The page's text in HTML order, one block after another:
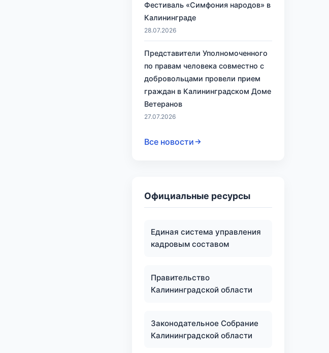
Фестиваль «Симфония народов» в
Калининграде
28.07.2026
Представители Уполномоченного
по правам человека совместно с
добровольцами провели прием
граждан в Калининградском Доме
Ветеранов
27.07.2026
Все новости
Официальные ресурсы
Единая система управления
кадровым составом
Правительство
Калининградской области
Законодательное Собрание
Калининградской области